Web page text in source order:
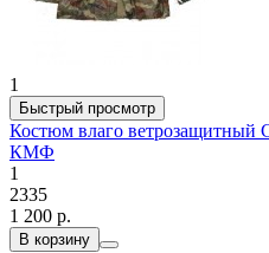
1
Быстрый просмотр
Костюм влаго ветрозащитный
КМФ
1
2335
1 200 р.
В корзину